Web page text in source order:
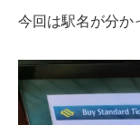
今回は駅名が分か